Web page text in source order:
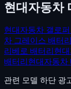
현대자동차
현대자동차 갤로퍼
차 그레이스 배터리
리베로 배터리 현
배터리 현대자동차
관련 모델 하단 광